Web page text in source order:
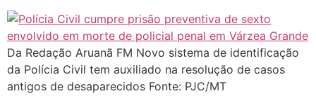
Da Redação Aruanã FM Novo sistema de identificação
da Polícia Civil tem auxiliado na resolução de casos
antigos de desaparecidos Fonte: PJC/MT